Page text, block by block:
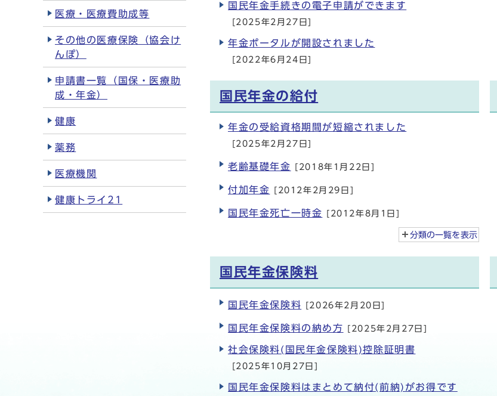
国民年金手続きの電子申請ができます
[2025年2月27日]
年金ポータルが開設されました
[2022年6月24日]
国民年金の給付
年金の受給資格期間が短縮されました
[2025年2月27日]
老齢基礎年金 [2018年1月22日]
付加年金 [2012年2月29日]
国民年金死亡一時金 [2012年8月1日]
分類の一覧を表示
国民年金保険料
国民年金保険料 [2026年2月20日]
国民年金保険料の納め方 [2025年2月27日]
社会保険料(国民年金保険料)控除証明書
[2025年10月27日]
国民年金保険料はまとめて納付(前納)がお得です
医療・医療費助成等
その他の医療保険（協会け
んぽ）
申請書一覧（国保・医療助
成・年金）
健康
薬務
医療機関
健康トライ21